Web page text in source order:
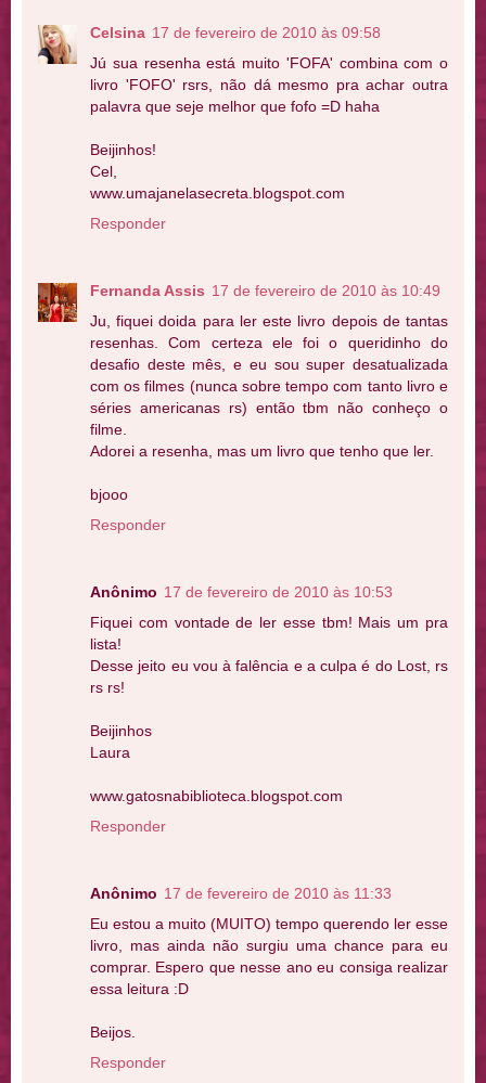
Celsina 17 de fevereiro de 2010 às 09:58
Jú sua resenha está muito 'FOFA' combina com o
livro 'FOFO' rsrs, não dá mesmo pra achar outra
palavra que seje melhor que fofo =D haha
Beijinhos!
Cel,
www.umajanelasecreta.blogspot.com
Responder
Fernanda Assis 17 de fevereiro de 2010 às 10:49
Ju, fiquei doida para ler este livro depois de tantas
resenhas. Com certeza ele foi o queridinho do
desafio deste mês, e eu sou super desatualizada
com os filmes (nunca sobre tempo com tanto livro e
séries americanas rs) então tbm não conheço o
filme.
Adorei a resenha, mas um livro que tenho que ler.
bjooo
Responder
Anônimo 17 de fevereiro de 2010 às 10:53
Fiquei com vontade de ler esse tbm! Mais um pra
lista!
Desse jeito eu vou à falência e a culpa é do Lost, rs
rs rs!
Beijinhos
Laura
www.gatosnabiblioteca.blogspot.com
Responder
Anônimo 17 de fevereiro de 2010 às 11:33
Eu estou a muito (MUITO) tempo querendo ler esse
livro, mas ainda não surgiu uma chance para eu
comprar. Espero que nesse ano eu consiga realizar
essa leitura :D
Beijos.
Responder